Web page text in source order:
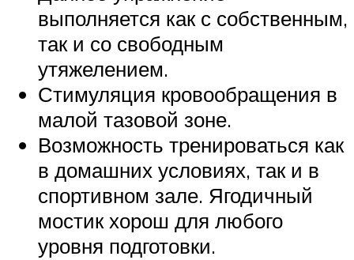
выполняется как с собственным,
так и со свободным
утяжелением.
Стимуляция кровообращения в
малой тазовой зоне.
Возможность тренироваться как
в домашних условиях, так и в
спортивном зале. Ягодичный
мостик хорош для любого
уровня подготовки.